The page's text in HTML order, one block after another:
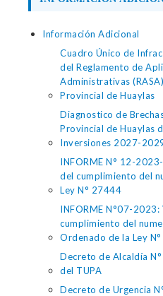
Información Adicional
Cuadro Único de
del Reglamento de
Administrativas
Provincial de Huaylas
Diagnostico de
Provincial de Huaylas
Inversiones 2027-
INFORME N° 12-
del cumplimiento del
Ley N° 27444
INFORME N°07-
cumplimiento del
Ordenado de la Ley
Decreto de Alcaldía
del TUPA
Decreto de Urgencia